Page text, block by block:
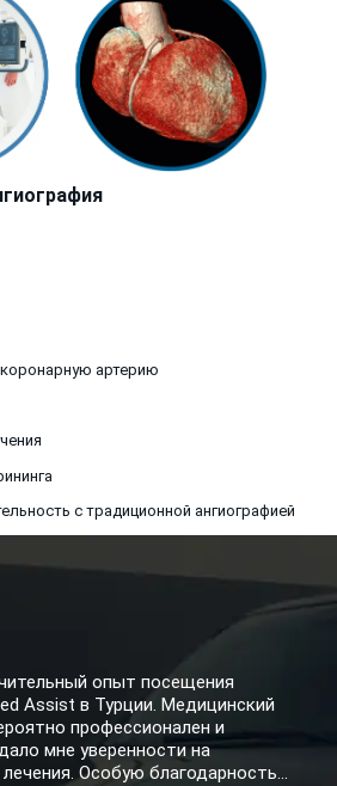
артерию
с традиционной ангиографией
опыт посещения
Assist в Турции. Медицинский
профессионален и
мне уверенности на
Особую благодарность...